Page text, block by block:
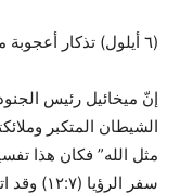
(٦ أيلول) تذكار أعجوبة مار ميخائيل في مدينة كولوسي
إنّ ميخائيل رئيس
الشيطان‪
مثل